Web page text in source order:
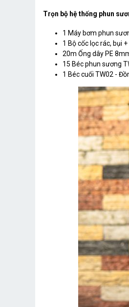
Trọn bộ hệ thống phun
1 Máy bơm phun
1 Bộ cốc lọc rác, bụi
20m Ống dây PE
15 Béc phun sương
1 Béc cuối TW02 -